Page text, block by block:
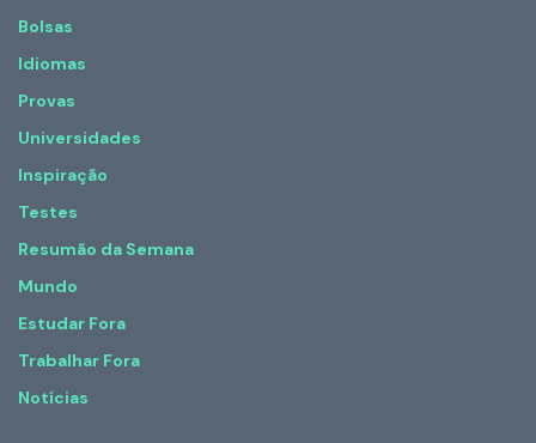
Bolsas
Idiomas
Provas
Universidades
Inspiração
Testes
Resumão da Semana
Mundo
Estudar Fora
Trabalhar Fora
Notícias